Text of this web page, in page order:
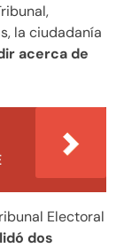
la ciudadanía
acerca de
Electoral
dos